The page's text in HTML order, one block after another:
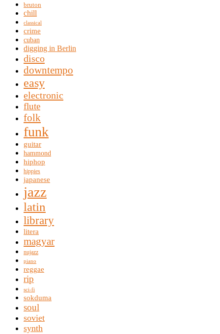
bruton
chill
classical
crime
cuban
digging in Berlin
disco
downtempo
easy
electronic
flute
folk
funk
guitar
hammond
hiphop
hippies
japanese
jazz
latin
library
litera
magyar
nujazz
piano
reggae
rip
sci-fi
sokduma
soul
soviet
synth